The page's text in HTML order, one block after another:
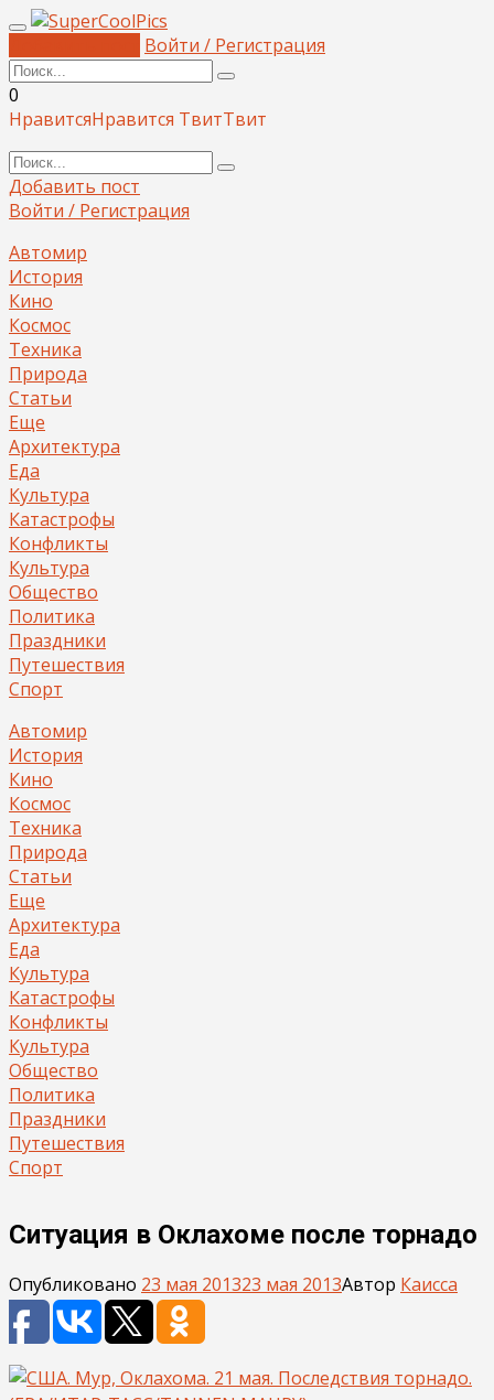
Войти / Регистрация
0
НравитсяНравится ТвитТвит
Добавить пост
Войти / Регистрация
Автомир
История
Кино
Космос
Техника
Природа
Статьи
Еще
Архитектура
Еда
Культура
Катастрофы
Конфликты
Культура
Общество
Политика
Праздники
Путешествия
Спорт
Автомир
История
Кино
Космос
Техника
Природа
Статьи
Еще
Архитектура
Еда
Культура
Катастрофы
Конфликты
Культура
Общество
Политика
Праздники
Путешествия
Спорт
Ситуация в Оклахоме после торнадо
Опубликовано 23 мая 201323 мая 2013Автор Каисса